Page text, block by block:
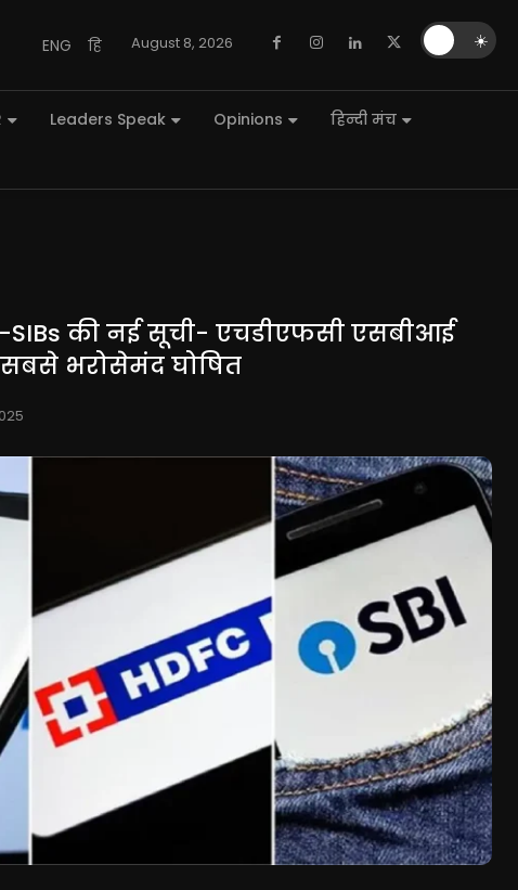
ENG हि August 8, 2026
Leaders Speak Opinions
हिन्दी मंच
SIBs की नई सूची- एचडीएफसी एसबीआई
भरोसेमंद घोषित
☀️